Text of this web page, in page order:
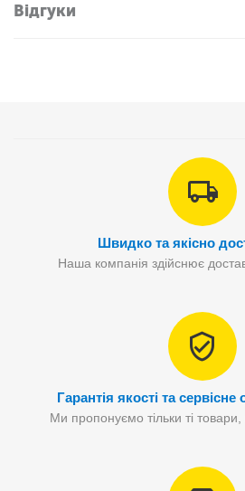
Відгуки
Швидко та якісно
Наша компанія здійснює
Гарантія якості та
Ми пропонуємо тільки ті